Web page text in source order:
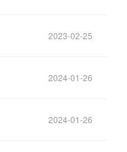
2023-02-25
2024-01-26
2024-01-26